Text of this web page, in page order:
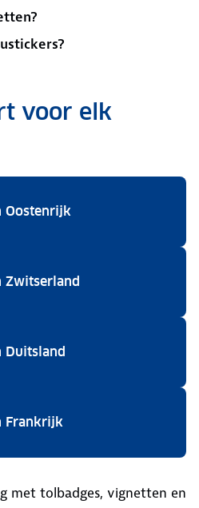
voor elk
Oostenrijk
Zwitserland
Duitsland
Frankrijk
met tolbadges, vignetten en